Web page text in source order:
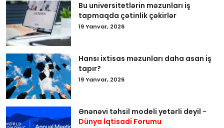
Bu universitetlərin məzunları iş
tapmaqda çətinlik çəkirlər
19 Yanvar, 2026
Hansı ixtisas məzunları daha asan iş
tapır?
19 Yanvar, 2026
Ənənəvi təhsil modeli yetərli deyil -
Dünya İqtisadi Forumu